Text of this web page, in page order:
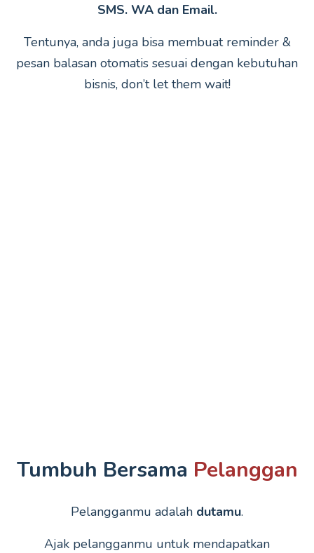
SMS. WA dan Email.
Tentunya, anda juga bisa membuat reminder &
pesan balasan otomatis sesuai dengan kebutuhan
bisnis, don’t let them wait!
Tumbuh Bersama Pelanggan
Pelangganmu adalah dutamu.
Ajak pelangganmu untuk mendapatkan